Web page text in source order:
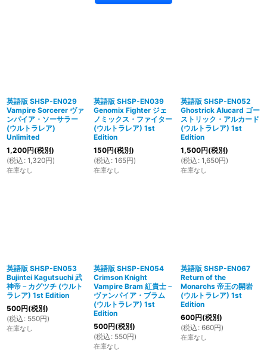
英語版 SHSP-EN029
Vampire Sorcerer ヴァ
ンパイア・ソーサラー
(ウルトラレア)
Unlimited
1,200円(税別)
(税込 : 1,320円)
在庫なし
英語版 SHSP-EN039
Genomix Fighter ジェ
ノミックス・ファイター
(ウルトラレア) 1st
Edition
150円(税別)
(税込 : 165円)
在庫なし
英語版 SHSP-EN052
Ghostrick Alucard ゴー
ストリック・アルカード
(ウルトラレア) 1st
Edition
1,500円(税別)
(税込 : 1,650円)
在庫なし
英語版 SHSP-EN053
Bujintei Kagutsuchi 武
神帝－カグツチ (ウルト
ラレア) 1st Edition
500円(税別)
(税込 : 550円)
在庫なし
英語版 SHSP-EN054
Crimson Knight
Vampire Bram 紅貴士－
ヴァンパイア・ブラム
(ウルトラレア) 1st
Edition
500円(税別)
(税込 : 550円)
在庫なし
英語版 SHSP-EN067
Return of the
Monarchs 帝王の開岩
(ウルトラレア) 1st
Edition
600円(税別)
(税込 : 660円)
在庫なし